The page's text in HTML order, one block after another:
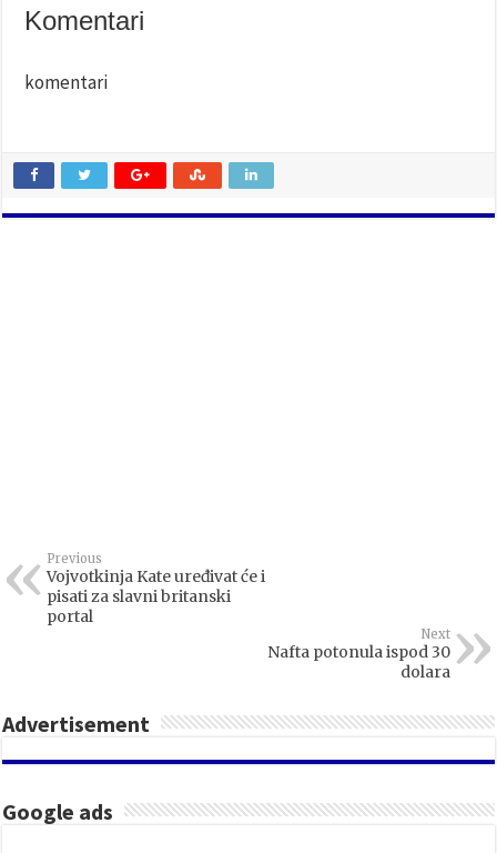
Komentari
komentari
Previous
Vojvotkinja Kate uređivat će i
pisati za slavni britanski
portal
Next
Nafta potonula ispod 30
dolara
Advertisement
Google ads